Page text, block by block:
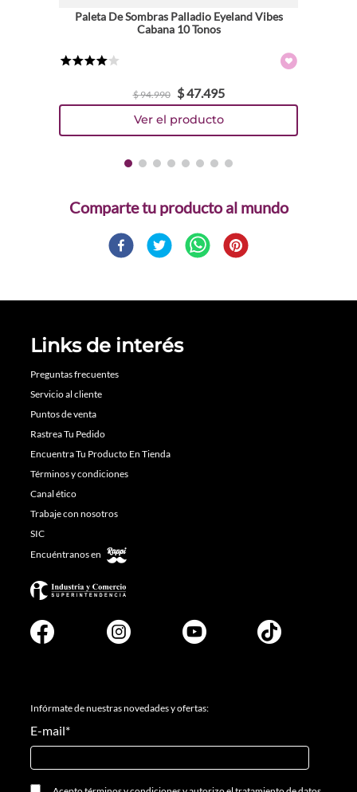
Paleta De Sombras Palladio Eyeland Vibes
Cabana 10 Tonos
$94.990 $47.495
Comparte
Links de interés
Preguntas frecuentes
Servicio al cliente
Puntos de venta
Rastrea Tu Pedido
Encuentra Tu Producto En Tienda
Términos y condiciones
Canal ético
Trabaje con nosotros
SIC
Encuéntranos en
Infórmate de nuestras novedades y ofertas:
E-mail*